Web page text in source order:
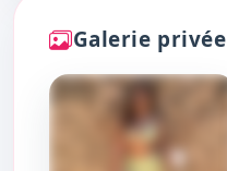
Galerie privée